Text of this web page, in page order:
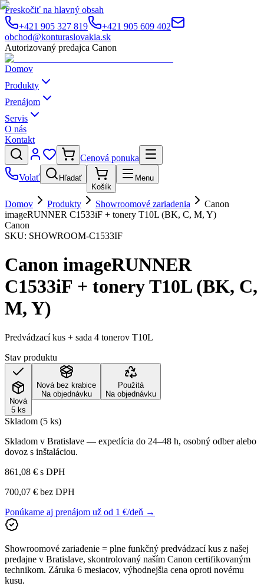
Preskočiť na hlavný obsah
+421 905 327 819
+421 905 609 402
obchod@konturaslovakia.sk
Autorizovaný predajca Canon
Domov
Produkty
Prenájom
Servis
O nás
Kontakt
Cenová ponuka
Volať
Hľadať
Košík
Menu
Domov Produkty Showroomové zariadenia
Canon
imageRUNNER C1533iF + tonery T10L (BK, C, M, Y)
Canon
SKU: SHOWROOM-C1533IF
Canon imageRUNNER
C1533iF + tonery T10L (BK, C,
M, Y)
Predvádzací kus + sada 4 tonerov T10L
Stav produktu
Nová
5 ks
Nová bez krabice
Na objednávku
Použitá
Na objednávku
Skladom (5 ks)
Skladom v Bratislave — expedícia do 24–48 h, osobný odber alebo
dovoz s inštaláciou.
861,08 € s DPH
700,07 € bez DPH
Ponúkame aj prenájom už od 1 €/deň →
Showroomové zariadenie = plne funkčný predvádzací kus z našej
predajne v Bratislave, skontrolovaný naším Canon certifikovaným
technikom. Záruka 6 mesiacov, výhodnejšia cena oproti novému
kusu.